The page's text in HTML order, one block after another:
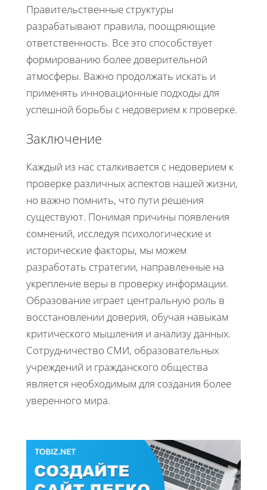
Правительственные структуры
разрабатывают правила, поощряющие
ответственность. Все это способствует
формированию более доверительной
атмосферы. Важно продолжать искать и
применять инновационные подходы для
успешной борьбы с недоверием к проверке.
Заключение
Каждый из нас сталкивается с недоверием к
проверке различных аспектов нашей жизни,
но важно помнить, что пути решения
существуют. Понимая причины появления
сомнений, исследуя психологические и
исторические факторы, мы можем
разработать стратегии, направленные на
укрепление веры в проверку информации.
Образование играет центральную роль в
восстановлении доверия, обучая навыкам
критического мышления и анализу данных.
Сотрудничество СМИ, образовательных
учреждений и гражданского общества
является необходимым для создания более
уверенного мира.